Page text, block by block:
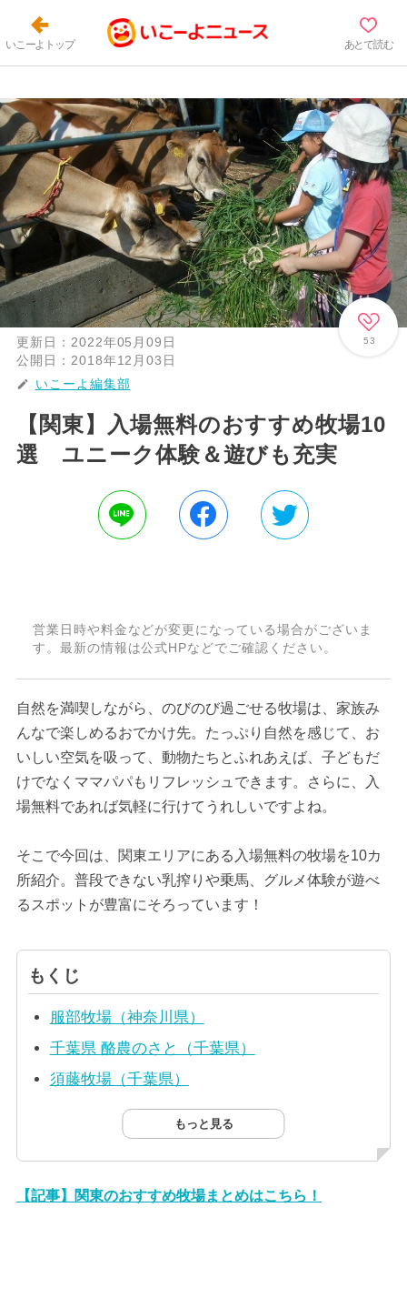
いこーよトップ あとで読む
53
更新日： 2022年05月09日
公開日： 2018年12月03日
いこーよ編集部
【関東】入場無料のおすすめ牧場10
選 ユニーク体験＆遊びも充実
営業日時や料金などが変更になっている場合がございま
す。最新の情報は公式HPなどでご確認ください。
自然を満喫しながら、のびのび過ごせる牧場は、家族み
んなで楽しめるおでかけ先。たっぷり自然を感じて、お
いしい空気を吸って、動物たちとふれあえば、子どもだ
けでなくママパパもリフレッシュできます。さらに、入
場無料であれば気軽に行けてうれしいですよね。
そこで今回は、関東エリアにある入場無料の牧場を10カ
所紹介。普段できない乳搾りや乗馬、グルメ体験が遊べ
るスポットが豊富にそろっています！
もくじ
服部牧場（神奈川県）
千葉県 酪農のさと（千葉県）
須藤牧場（千葉県）
もっと見る
【記事】関東のおすすめ牧場まとめはこちら！